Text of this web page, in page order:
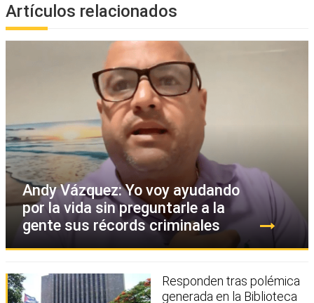
Artículos relacionados
Andy Vázquez: Yo voy ayudando
por la vida sin preguntarle a la
gente sus récords criminales
Responden tras polémica
generada en la Biblioteca